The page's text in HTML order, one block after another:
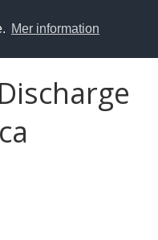
Mer information